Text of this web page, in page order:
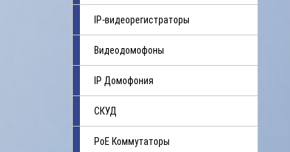
IP-видеорегистраторы
Видеодомофоны
IP Домофония
СКУД
PoE Коммутаторы